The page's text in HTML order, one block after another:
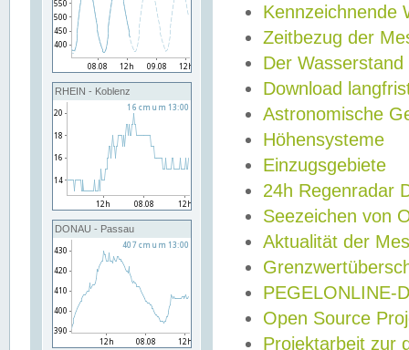
RHEIN - Koblenz
DONAU - Passau
Kennzeichnende
Zeitbezug der
Der Wasserstand
Download
Astronomische
Höhensysteme
Einzugsgebiete
24h Regenradar
Seezeichen von
Aktualität der
PEGELONLINE-
Open Source
Projektarbeit zur